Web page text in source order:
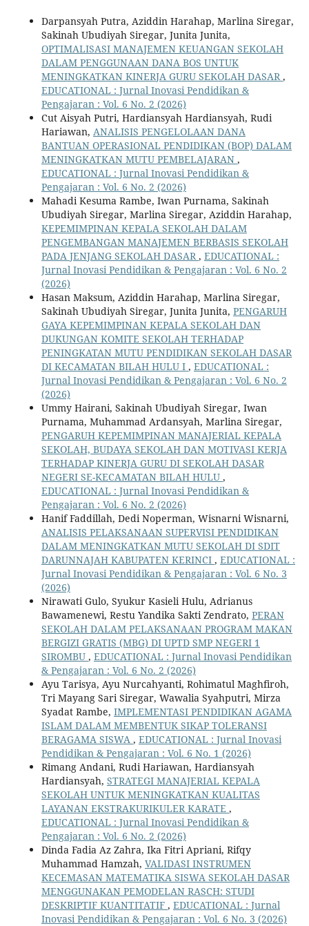
Darpansyah Putra, Aziddin Harahap, Marlina Siregar,
Sakinah Ubudiyah Siregar, Junita Junita,
OPTIMALISASI MANAJEMEN KEUANGAN SEKOLAH
DALAM PENGGUNAAN DANA BOS UNTUK
MENINGKATKAN KINERJA GURU SEKOLAH DASAR,
EDUCATIONAL : Jurnal Inovasi Pendidikan &
Pengajaran : Vol. 6 No. 2 (2026)
Cut Aisyah Putri, Hardiansyah Hardiansyah, Rudi
Hariawan, ANALISIS PENGELOLAAN DANA
BANTUAN OPERASIONAL PENDIDIKAN (BOP) DALAM
MENINGKATKAN MUTU PEMBELAJARAN ,
EDUCATIONAL : Jurnal Inovasi Pendidikan &
Pengajaran : Vol. 6 No. 2 (2026)
Mahadi Kesuma Rambe, Iwan Purnama, Sakinah
Ubudiyah Siregar, Marlina Siregar, Aziddin Harahap,
KEPEMIMPINAN KEPALA SEKOLAH DALAM
PENGEMBANGAN MANAJEMEN BERBASIS SEKOLAH
PADA JENJANG SEKOLAH DASAR, EDUCATIONAL :
Jurnal Inovasi Pendidikan & Pengajaran : Vol. 6 No. 2
(2026)
Hasan Maksum, Aziddin Harahap, Marlina Siregar,
Sakinah Ubudiyah Siregar, Junita Junita, PENGARUH
GAYA KEPEMIMPINAN KEPALA SEKOLAH DAN
DUKUNGAN KOMITE SEKOLAH TERHADAP
PENINGKATAN MUTU PENDIDIKAN SEKOLAH DASAR
DI KECAMATAN BILAH HULU I , EDUCATIONAL :
Jurnal Inovasi Pendidikan & Pengajaran : Vol. 6 No. 2
(2026)
Ummy Hairani, Sakinah Ubudiyah Siregar, Iwan
Purnama, Muhammad Ardansyah, Marlina Siregar,
PENGARUH KEPEMIMPINAN MANAJERIAL KEPALA
SEKOLAH, BUDAYA SEKOLAH DAN MOTIVASI KERJA
TERHADAP KINERJA GURU DI SEKOLAH DASAR
NEGERI SE-KECAMATAN BILAH HULU ,
EDUCATIONAL : Jurnal Inovasi Pendidikan &
Pengajaran : Vol. 6 No. 2 (2026)
Hanif Faddillah, Dedi Noperman, Wisnarni Wisnarni,
ANALISIS PELAKSANAAN SUPERVISI PENDIDIKAN
DALAM MENINGKATKAN MUTU SEKOLAH DI SDIT
DARUNNAJAH KABUPATEN KERINCI , EDUCATIONAL :
Jurnal Inovasi Pendidikan & Pengajaran : Vol. 6 No. 3
(2026)
Nirawati Gulo, Syukur Kasieli Hulu, Adrianus
Bawamenewi, Restu Yandika Sakti Zendrato, PERAN
SEKOLAH DALAM PELAKSANAAN PROGRAM MAKAN
BERGIZI GRATIS (MBG) DI UPTD SMP NEGERI 1
SIROMBU , EDUCATIONAL : Jurnal Inovasi Pendidikan
& Pengajaran : Vol. 6 No. 2 (2026)
Ayu Tarisya, Ayu Nurcahyanti, Rohimatul Maghfiroh,
Tri Mayang Sari Siregar, Wawalia Syahputri, Mirza
Syadat Rambe, IMPLEMENTASI PENDIDIKAN AGAMA
ISLAM DALAM MEMBENTUK SIKAP TOLERANSI
BERAGAMA SISWA , EDUCATIONAL : Jurnal Inovasi
Pendidikan & Pengajaran : Vol. 6 No. 1 (2026)
Rimang Andani, Rudi Hariawan, Hardiansyah
Hardiansyah, STRATEGI MANAJERIAL KEPALA
SEKOLAH UNTUK MENINGKATKAN KUALITAS
LAYANAN EKSTRAKURIKULER KARATE ,
EDUCATIONAL : Jurnal Inovasi Pendidikan &
Pengajaran : Vol. 6 No. 2 (2026)
Dinda Fadia Az Zahra, Ika Fitri Apriani, Rifqy
Muhammad Hamzah, VALIDASI INSTRUMEN
KECEMASAN MATEMATIKA SISWA SEKOLAH DASAR
MENGGUNAKAN PEMODELAN RASCH: STUDI
DESKRIPTIF KUANTITATIF , EDUCATIONAL : Jurnal
Inovasi Pendidikan & Pengajaran : Vol. 6 No. 3 (2026)